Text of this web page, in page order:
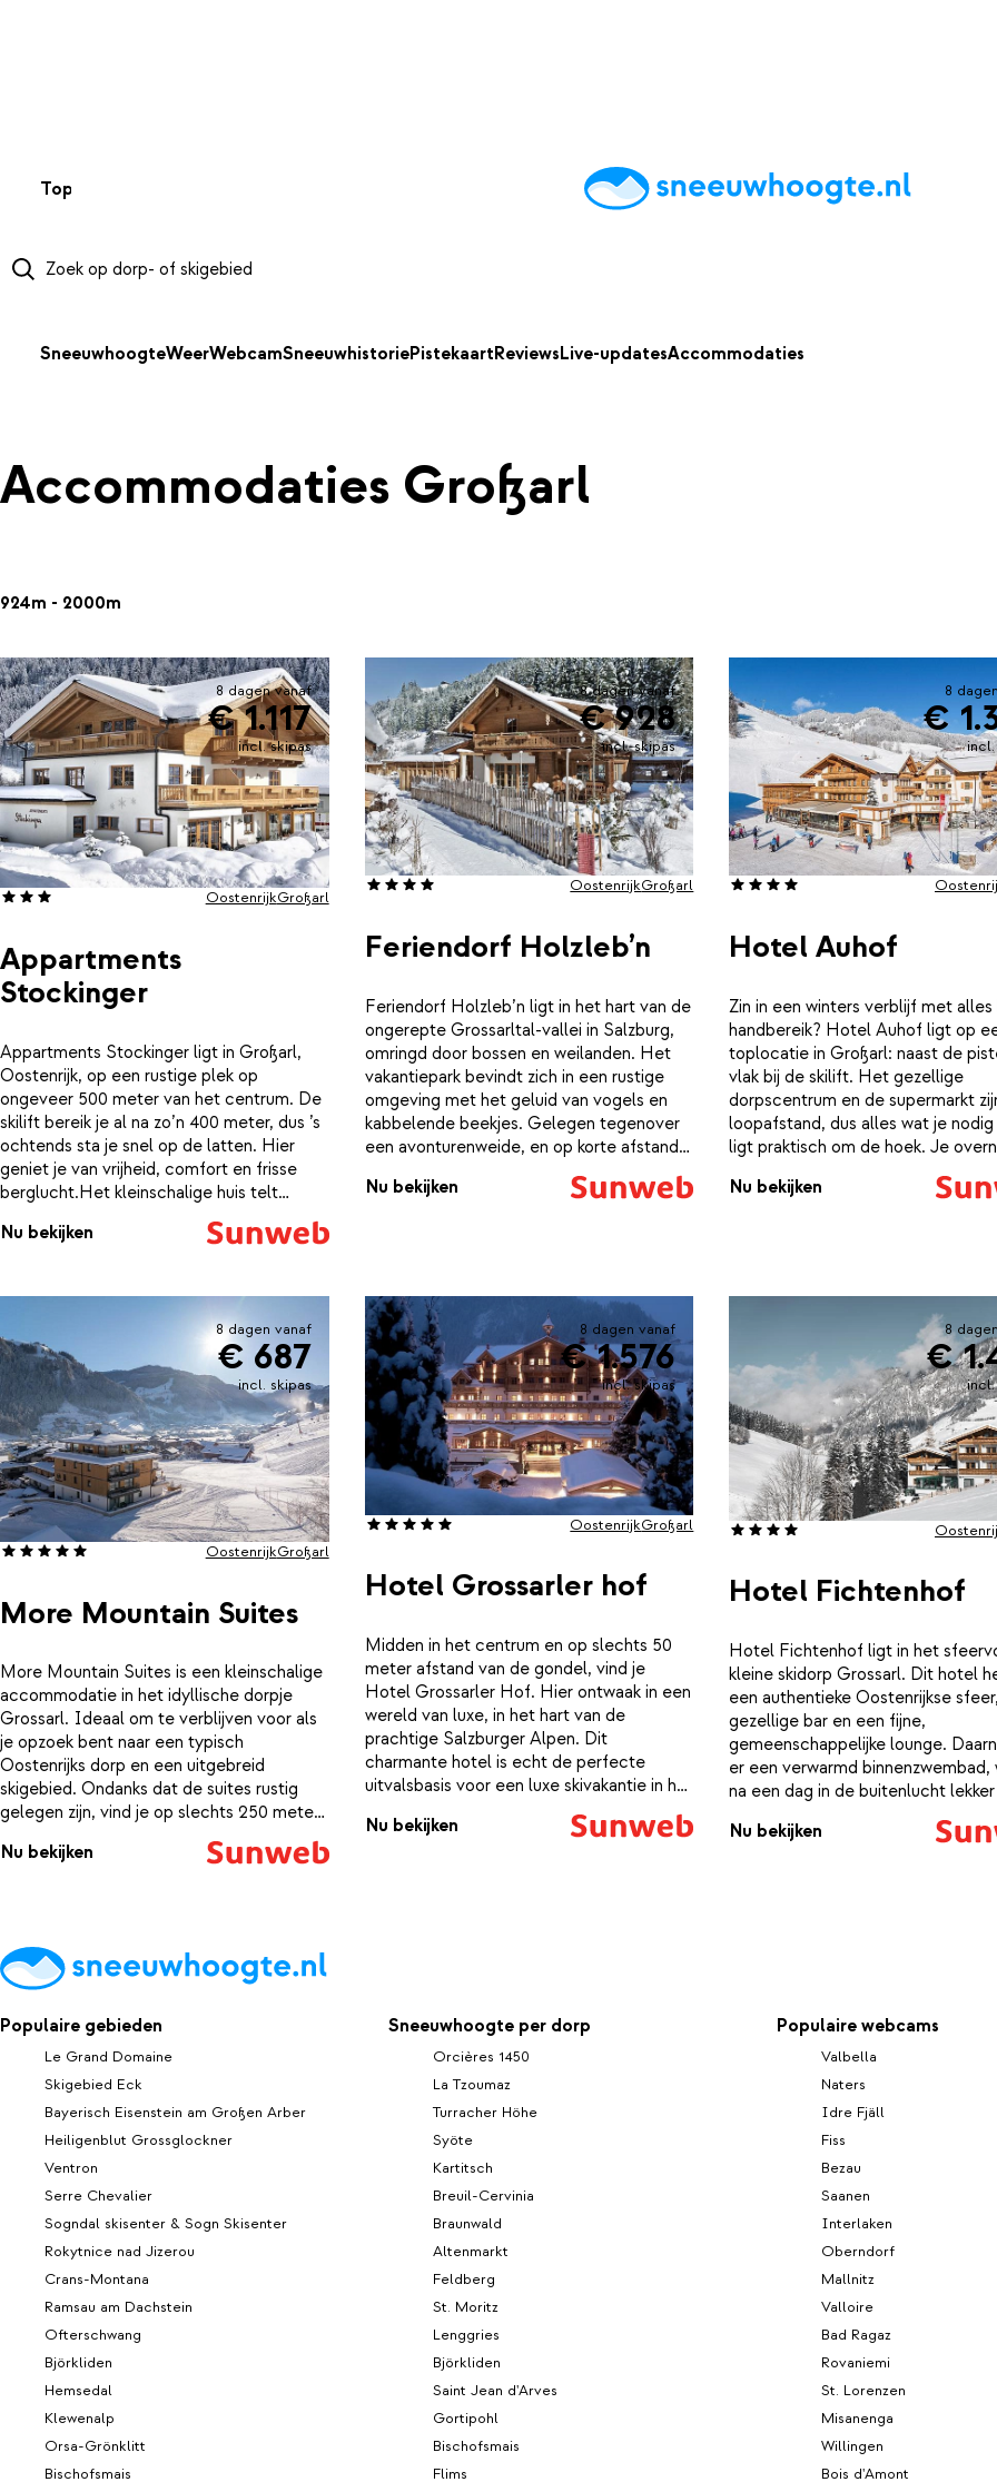
Top 50 AccommodatiesTipsReviewsLive updatesApp
SneeuwhoogteWeerWebcamSneeuwhistoriePistekaartReviewsLive-updatesAccommodaties
Accommodaties Großarl
924m - 2000m
8 dagen vanaf
€ 1.117
incl. skipas
Appartments
Stockinger
OostenrijkGroßarl
Appartments Stockinger ligt in Großarl,
Oostenrijk, op een rustige plek op
ongeveer 500 meter van het centrum. De
skilift bereik je al na zo’n 400 meter, dus ’s
ochtends sta je snel op de latten. Hier
geniet je van vrijheid, comfort en frisse
berglucht.Het kleinschalige huis telt
daardoor persoonlijk en gemoedelijk aan.
houten meubels. De ruime appartementen
beschikken over een fijne woonkamer,
aparte slaapkamers en een complete
keuken. Ideaal om samen te koken en de
dag door te nemen terwijl buiten de
sneeuw zachtjes valt.Na een actieve dag
berg je je ski’s gemakkelijk op in de
skiruimte met schoenverwarmers. De
skibushalte ligt op ongeveer 200 meter,
wat extra gemak biedt op koudere dagen.
Er ligt ook een ski school op korte
loopafstand, prettig voor beginners of
Nu bekijken
8 dagen vanaf
€ 928
incl. skipas
Feriendorf Holzleb’n
OostenrijkGroßarl
Feriendorf Holzleb’n ligt in het hart van de
ongerepte Grossarltal-vallei in Salzburg,
omringd door bossen en weilanden. Het
vakantiepark bevindt zich in een rustige
omgeving met het geluid van vogels en
kabbelende beekjes. Gelegen tegenover
een avonturenweide, en op korte afstand
van winkels, restaurants en de skibus, is dit
de perfecte uitvalsbasis voor een
gezellige appartementen in petto. De
chalets hebben elk met een eigen
wellnessruimte, sauna, stoombad en
rustruimte. Bij aankomst krijg je een
welkomstsnack en een gratis ontbijtmand.
Er zijn volop mogelijkheden om de natuur
te ontdekken, zoals het helpen op de
boerderij, een rit op een pony, of het
verkennen van de avontuurlijke speeltuin in
het bos. Iedere dag brengt hier een nieuw
Nu bekijken
8
€
Hotel Auhof
Zin in een winters verblijf met alles
handbereik? Hotel Auhof ligt op
toplocatie in Großarl: naast de
vlak bij de skilift. Het gezellige
dorpscentrum en de supermarkt
loopafstand, dus alles wat je
ligt praktisch om de hoek. Je
ruime kamers en komt na een
heerlijk tot rust in het
je ’s avonds lekker kunt
de dag af met een drankje in de
samen terug op een geslaagde
sneeuw.
Nu bekijken
8 dagen vanaf
€ 687
incl. skipas
More Mountain Suites
OostenrijkGroßarl
More Mountain Suites is een kleinschalige
accommodatie in het idyllische dorpje
Grossarl. Ideaal om te verblijven voor als
je opzoek bent naar een typisch
Oostenrijks dorp en een uitgebreid
skigebied. Ondanks dat de suites rustig
gelegen zijn, vind je op slechts 250 meter
afstand de skilift. Zo sta je ’s morgens dus
binnen no-time op de piste! Daarnaast ligt
verblijven; van een knusse studio, tot ruime
appartementen. Elk type is voorzien van
keuken. Toe aan wat rust na alle
activiteiten? Breng dan een bezoekje aan
tot rust komen terwijl je geniet van het
panoramische uitzicht.
Nu bekijken
8 dagen vanaf
€ 1.576
incl. skipas
Hotel Grossarler hof
OostenrijkGroßarl
Midden in het centrum en op slechts 50
meter afstand van de gondel, vind je
Hotel Grossarler Hof. Hier ontwaak in een
wereld van luxe, in het hart van de
prachtige Salzburger Alpen. Dit
charmante hotel is echt de perfecte
uitvalsbasis voor een luxe skivakantie in het
avonturen in de bergen, kun je heerlijk
restaurant geniet je van de heerlijkste
gerechten, bereid met verse, lokale en/of
zelfgemaakte producten. Begin je dag
met een uitgebreid ontbijtbuffet en sluit af
met een verfijnd meergangendiner. De
chef-kok verwent je met een
voortdurende wisseling van
Nu bekijken
8
€
Hotel Fichtenhof
Hotel Fichtenhof ligt in het
kleine skidorp Grossarl. Dit hotel
een authentieke Oostenrijkse
gezellige bar en een fijne,
gemeenschappelijke lounge.
er een verwarmd binnenzwembad,
na een dag in de buitenlucht lekker
ontspannen. Alle kamers van het
voorzien van een bureau en een
Nu bekijken
Populaire gebieden
Le Grand Domaine
Skigebied Eck
Bayerisch Eisenstein am Großen Arber
Heiligenblut Grossglockner
Ventron
Serre Chevalier
Sogndal skisenter & Sogn Skisenter
Rokytnice nad Jizerou
Crans-Montana
Ramsau am Dachstein
Ofterschwang
Björkliden
Hemsedal
Klewenalp
Orsa-Grönklitt
Bischofsmais
Sneeuwhoogte per dorp
Orcières 1450
La Tzoumaz
Turracher Höhe
Syöte
Kartitsch
Breuil-Cervinia
Braunwald
Altenmarkt
Feldberg
St. Moritz
Lenggries
Björkliden
Saint Jean d'Arves
Gortipohl
Bischofsmais
Flims
Populaire webcams
Valbella
Naters
Idre Fjäll
Fiss
Bezau
Saanen
Interlaken
Oberndorf
Mallnitz
Valloire
Bad Ragaz
Rovaniemi
St. Lorenzen
Misanenga
Willingen
Bois d'Amont